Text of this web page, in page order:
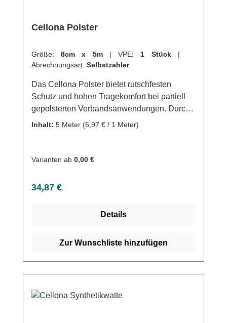
Cellona Polster
Größe: 8cm x 5m | VPE: 1 Stück |
Abrechnungsart: Selbstzahler
Das Cellona Polster bietet rutschfesten
Schutz und hohen Tragekomfort bei partiell
gepolsterten Verbandsanwendungen. Durch
seine luftdurchlässige, selbstklebende
Druckstellen. Es ist in verschiedenen Größen
Polyester, 30% Polypropylen und 20%
Herstellers Kaufen Sie jetzt Cellona Polster
unserem schnellen Versand und unserem
Inhalt: 5 Meter (6,97 € / 1 Meter)
Varianten ab 0,00 €
Regulärer Preis:
34,87 €
Details
Zur Wunschliste hinzufügen